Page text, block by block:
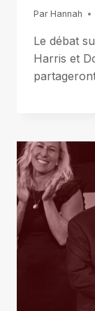
Par Hannah
Le débat
Harris et